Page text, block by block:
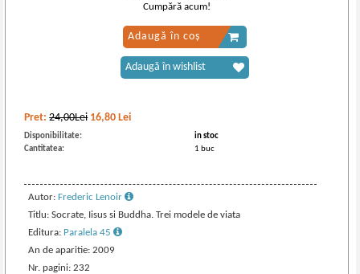
Pret:24,00Lei 16,80 Lei
Disponibilitate:
in stoc
Cantitatea:
1 buc
Autor:Frederic Lenoir
Titlu: Socrate, Iisus si Buddha. Trei modele de viata
Editura: Paralela 45
An de aparitie: 2009
Nr. pagini: 232
Cumpără acum!
Adaugă în coș
Adaugă în wishlist